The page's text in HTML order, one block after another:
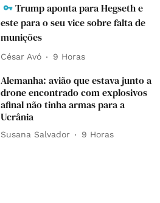
Trump aponta para Hegseth e
este para o seu vice sobre falta de
munições
César Avó 9 Horas
Alemanha: avião que estava junto a
drone encontrado com explosivos
afinal não tinha armas para a
Ucrânia
Susana Salvador 9 Horas